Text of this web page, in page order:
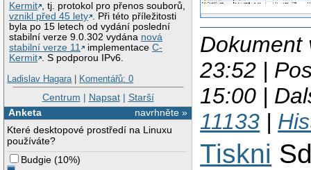
Kermit , tj. protokol pro přenos souborů,
vznikl před 45 lety . Při této příležitosti
byla po 15 letech od vydání poslední
stabilní verze 9.0.302 vydána nová
stabilní verze 11
implementaceC-
Kermit . S podporou IPv6.
Ladislav Hagara| Komentářů: 0
Centrum | Napsat| Starší
navrhněte »
Anketa
Které desktopové prostředí na Linuxu
používáte?
Budgie (10%)
23:52 |
15:00 |
11133 |
Tiskni